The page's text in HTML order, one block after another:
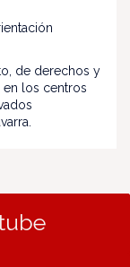
de derechos y
los centros